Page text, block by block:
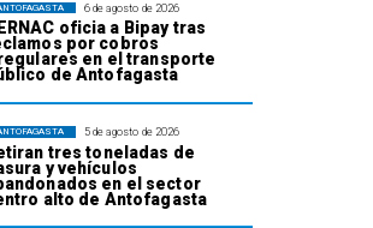
6 de agosto de 2026
oficia a Bipay tras
por cobros
en el transporte
de Antofagasta
5 de agosto de 2026
tres toneladas de
y vehículos
en el sector
alto de Antofagasta